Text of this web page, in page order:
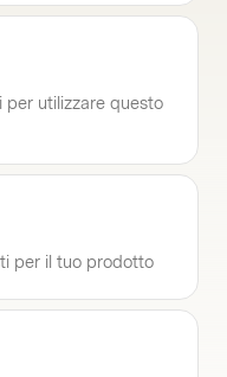
per utilizzare questo
per il tuo prodotto